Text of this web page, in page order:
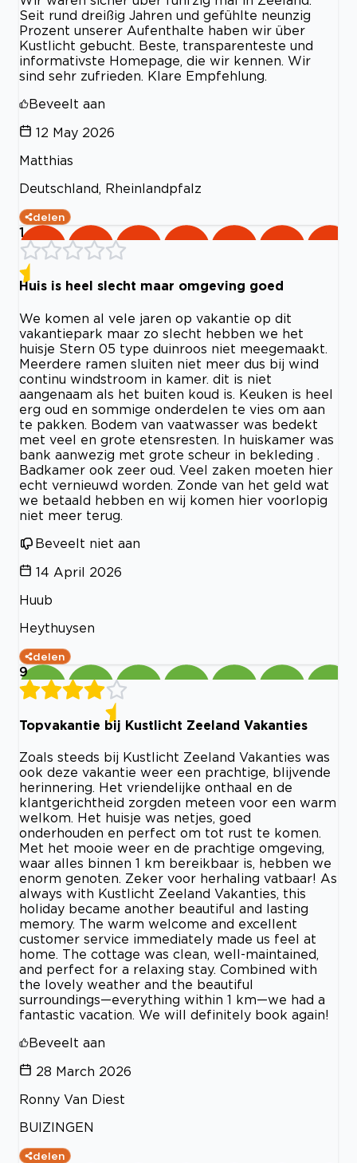
Seit rund dreißig Jahren und gefühlte neunzig
Prozent unserer Aufenthalte haben wir über
Kustlicht gebucht. Beste, transparenteste und
informativste Homepage, die wir kennen. Wir
sind sehr zufrieden. Klare Empfehlung.
Beveelt aan
12 May 2026
Matthias
Deutschland, Rheinlandpfalz
delen
1
Huis is heel slecht maar omgeving goed
We komen al vele jaren op vakantie op dit
vakantiepark maar zo slecht hebben we het
huisje Stern 05 type duinroos niet meegemaakt.
Meerdere ramen sluiten niet meer dus bij wind
continu windstroom in kamer. dit is niet
aangenaam als het buiten koud is. Keuken is heel
erg oud en sommige onderdelen te vies om aan
te pakken. Bodem van vaatwasser was bedekt
met veel en grote etensresten. In huiskamer was
bank aanwezig met grote scheur in bekleding .
Badkamer ook zeer oud. Veel zaken moeten hier
echt vernieuwd worden. Zonde van het geld wat
we betaald hebben en wij komen hier voorlopig
niet meer terug.
Beveelt niet aan
14 April 2026
Huub
Heythuysen
delen
9
Topvakantie bij Kustlicht Zeeland Vakanties
Zoals steeds bij Kustlicht Zeeland Vakanties was
ook deze vakantie weer een prachtige, blijvende
herinnering. Het vriendelijke onthaal en de
klantgerichtheid zorgden meteen voor een warm
welkom. Het huisje was netjes, goed
onderhouden en perfect om tot rust te komen.
Met het mooie weer en de prachtige omgeving,
waar alles binnen 1 km bereikbaar is, hebben we
enorm genoten. Zeker voor herhaling vatbaar! As
always with Kustlicht Zeeland Vakanties, this
holiday became another beautiful and lasting
memory. The warm welcome and excellent
customer service immediately made us feel at
home. The cottage was clean, well-maintained,
and perfect for a relaxing stay. Combined with
the lovely weather and the beautiful
surroundings—everything within 1 km—we had a
fantastic vacation. We will definitely book again!
Beveelt aan
28 March 2026
Ronny Van Diest
BUIZINGEN
delen